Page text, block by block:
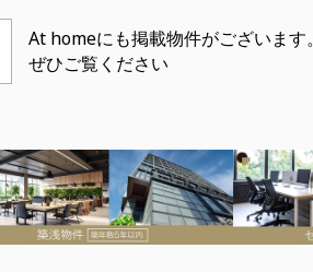
At homeにも掲載物件がございます。
ぜひご覧ください